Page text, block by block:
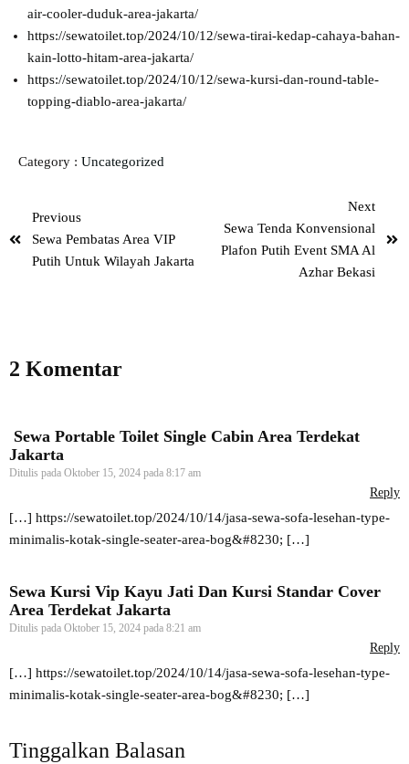
air-cooler-duduk-area-jakarta/
https://sewatoilet.top/2024/10/12/sewa-tirai-kedap-cahaya-bahan-
kain-lotto-hitam-area-jakarta/
https://sewatoilet.top/2024/10/12/sewa-kursi-dan-round-table-
topping-diablo-area-jakarta/
Category : Uncategorized
Previous
Sewa Pembatas Area VIP
Putih Untuk Wilayah Jakarta
Next
Sewa Tenda Konvensional
Plafon Putih Event SMA Al
Azhar Bekasi
2 Komentar
Sewa Portable Toilet Single Cabin Area Terdekat
Jakarta
Ditulis pada Oktober 15, 2024 pada 8:17 am
Reply
[…] https://sewatoilet.top/2024/10/14/jasa-sewa-sofa-lesehan-type-
minimalis-kotak-single-seater-area-bog&#8230; […]
Sewa Kursi Vip Kayu Jati Dan Kursi Standar Cover
Area Terdekat Jakarta
Ditulis pada Oktober 15, 2024 pada 8:21 am
Reply
[…] https://sewatoilet.top/2024/10/14/jasa-sewa-sofa-lesehan-type-
minimalis-kotak-single-seater-area-bog&#8230; […]
Tinggalkan Balasan